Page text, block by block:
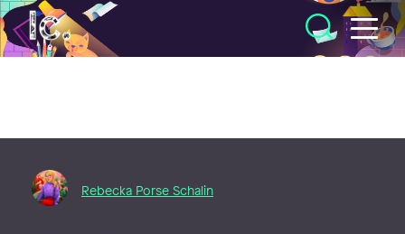
Illustratörcentrum
Rebecka Porse Schalin